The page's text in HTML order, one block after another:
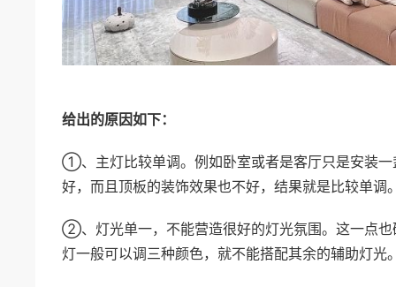
给出的原因如下：
①、主灯比较单调。例如卧室或者是客厅只是安装一
好，而且顶板的装饰效果也不好，结果就是比较单调
②、灯光单一，不能营造很好的灯光氛围。这一点也
灯一般可以调三种颜色，就不能搭配其余的辅助灯光